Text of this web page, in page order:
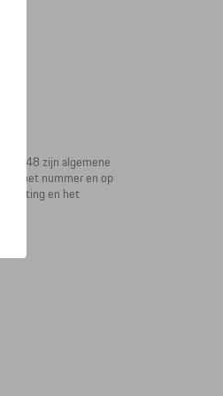
1948 zijn algemene
het nummer en op
sluiting en het